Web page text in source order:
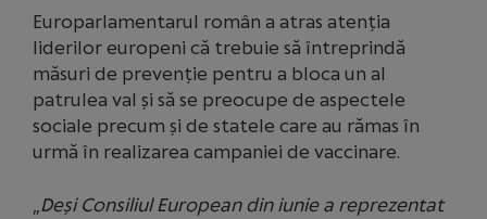
Europarlamentarul român a atras atenția
liderilor europeni că trebuie să întreprindă
măsuri de prevenție pentru a bloca un al
patrulea val și să se preocupe de aspectele
sociale precum și de statele care au rămas în
urmă în realizarea campaniei de vaccinare.
„Deși Consiliul European din iunie a reprezentat